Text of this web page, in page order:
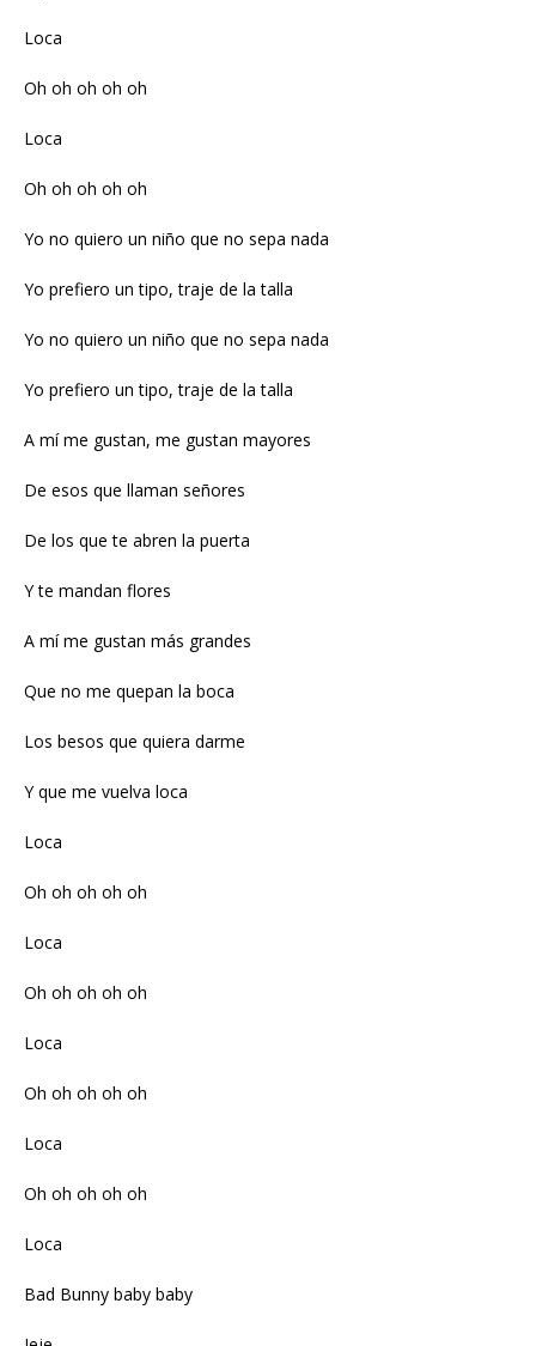
Loca
Oh oh oh oh oh
Loca
Oh oh oh oh oh
Yo no quiero un niño que no sepa nada
Yo prefiero un tipo, traje de la talla
Yo no quiero un niño que no sepa nada
Yo prefiero un tipo, traje de la talla
A mí me gustan, me gustan mayores
De esos que llaman señores
De los que te abren la puerta
Y te mandan flores
A mí me gustan más grandes
Que no me quepan la boca
Los besos que quiera darme
Y que me vuelva loca
Loca
Oh oh oh oh oh
Loca
Oh oh oh oh oh
Loca
Oh oh oh oh oh
Loca
Oh oh oh oh oh
Loca
Bad Bunny baby baby